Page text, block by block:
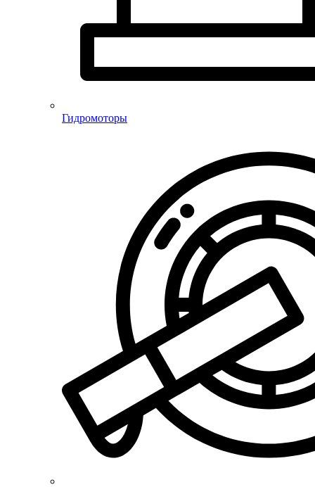
Гидромоторы